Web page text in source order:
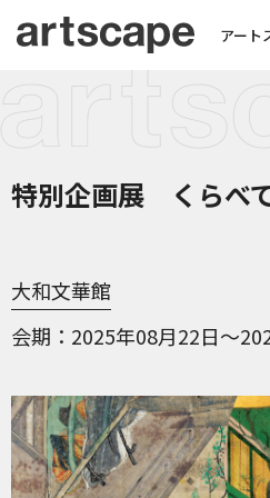
アート
特別企画展 くらべ
大和文華館
会期
2025年08月22日～